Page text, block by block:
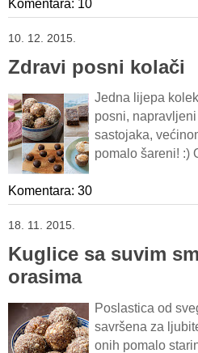
Komentara: 10
10. 12. 2015.
Zdravi posni kolači
Jedna lijepa
posni,
sastojaka,
pomalo šareni! :)
Komentara: 30
18. 11. 2015.
Kuglice sa suvim
orasima
Poslastica od
savršena za
onih pomalo